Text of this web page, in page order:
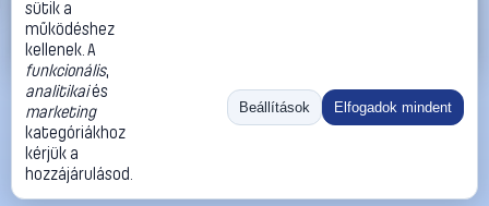
Kosárba
«
Ugrás:
Méret:
Rendezés:
©2026
ThermoScope
ÁSZF
Cégbemutató
sütik a
működéshez
kellenek. A
funkcionális,
analitikaiés
marketing
kategóriákhoz
kérjük a
hozzájárulásod.
Beállítások Elfogadok mindent